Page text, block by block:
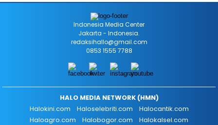
Indonesia Media Center
Jakarta - Indonesia.
redaksihallo@gmail.com
0853 1555 7788
HALO MEDIA NETWORK (HMN)
Halokini.com
Haloselebriti.com
Halocantik.com
Haloagro.com
Halobogor.com
Halokalsel.com